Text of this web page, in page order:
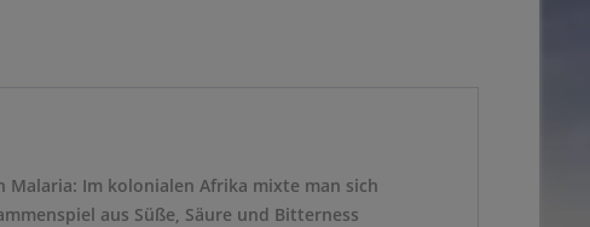
Malaria: Im kolonialen Afrika mixte man sich
aus Süße, Säure und Bitterness